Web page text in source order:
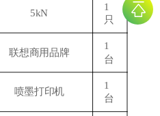
5kN
1
只
联想商用品牌
1
台
喷墨打印机
1
台